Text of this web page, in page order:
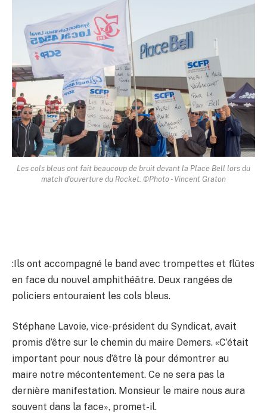
Les cols bleus ont fait beaucoup de bruit devant la Place Bell lors du
match d'ouverture du Rocket. ©Photo - Vincent Graton
:Ils ont accompagné le band avec trompettes et flûtes
en face du nouvel amphithéâtre. Deux rangées de
policiers entouraient les cols bleus.
Stéphane Lavoie, vice-président du Syndicat, avait
promis d’être sur le chemin du maire Demers. «C’était
important pour nous d’être là pour démontrer au
maire notre mécontentement. Ce ne sera pas la
dernière manifestation. Monsieur le maire nous aura
souvent dans la face», promet-il.